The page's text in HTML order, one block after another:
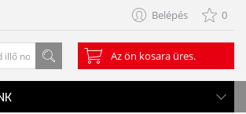
Belépés 0
Az ön kosara üres.